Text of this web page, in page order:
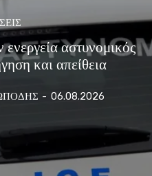
αστυνομικός
και απείθεια
- 06.08.2026